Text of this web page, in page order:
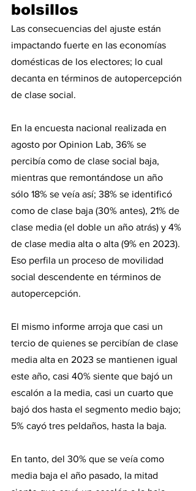
bolsillos
Las consecuencias del ajuste están
impactando fuerte en las economías
domésticas de los electores; lo cual
decanta en términos de autopercepción
de clase social.
En la encuesta nacional realizada en
agosto por Opinion Lab, 36% se
percibía como de clase social baja,
mientras que remontándose un año
sólo 18% se veía así; 38% se identificó
como de clase baja (30% antes), 21% de
clase media (el doble un año atrás) y 4%
de clase media alta o alta (9% en 2023).
Eso perfila un proceso de movilidad
social descendente en términos de
autopercepción.
El mismo informe arroja que casi un
tercio de quienes se percibían de clase
media alta en 2023 se mantienen igual
este año, casi 40% siente que bajó un
escalón a la media, casi un cuarto que
bajó dos hasta el segmento medio bajo;
5% cayó tres peldaños, hasta la baja.
En tanto, del 30% que se veía como
media baja el año pasado, la mitad